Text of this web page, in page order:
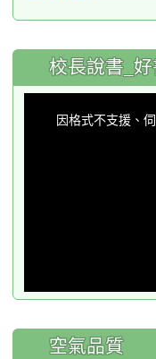
:::
校長說書_
因格式不支援、
空氣品質